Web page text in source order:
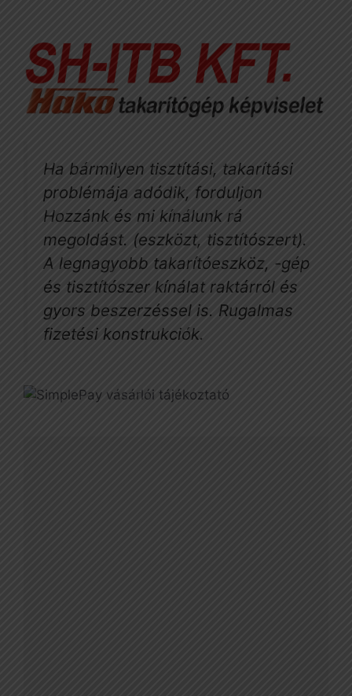
Ha bármilyen tisztítási, takarítási
problémája adódik, forduljon
Hozzánk és mi kínálunk rá
megoldást. (eszközt, tisztítószert).
A legnagyobb takarítóeszköz, -gép
és tisztítószer kínálat raktárról és
gyors beszerzéssel is. Rugalmas
fizetési konstrukciók.